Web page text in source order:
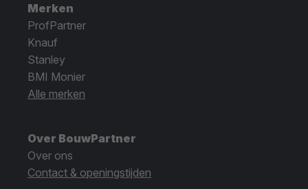
Merken
ProfPartner
Knauf
Stanley
BMI Monier
Alle merken
Over BouwPartner
Over ons
Contact & openingstijden